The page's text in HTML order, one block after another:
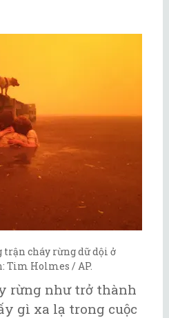
cháy rừng dữ dội ở
Tim Holmes / AP.
rừng như trở thành
gì xa lạ trong cuộc